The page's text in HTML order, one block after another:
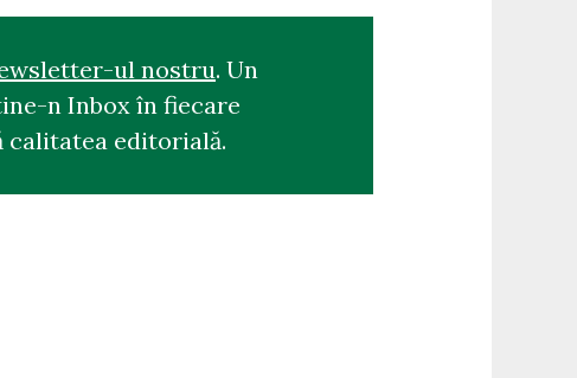
ul nostru. Un
n Inbox în fiecare
calitatea editorială.